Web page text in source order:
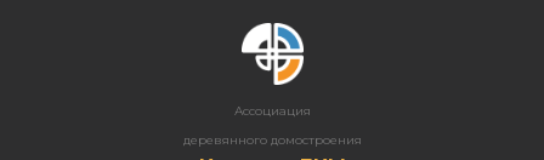
Ассоциация
деревянного домостроения